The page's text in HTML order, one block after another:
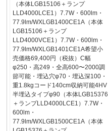
（本体LGB15106＋ランプ
LLD4000LCE1）7.7W・600lm・
77.9lm/WXLGB1400CE1A（本体
LGB15106＋ランプ
LLD4000VCE1）7.7W・600lm・
77.9lm/WXLGB1401CE1A希望小
売価格69,400円（税抜）C幅
φ250・高249・全高600〜2000調
節可能・埋込穴φ70・埋込深100・
重1.8kgコード140cm収納可能4HV
半埋込タイプφ90（本体LGB15376
＋ランプLLD4000LCE1）7.7W・
600lm・
77.9lm/WXLGB1500CE1A（本体